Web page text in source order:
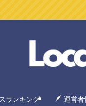
ランキング 運営者